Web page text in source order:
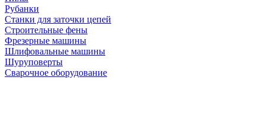
Рубанки
Станки для заточки цепей
Строительные фены
Фрезерные машины
Шлифовальные машины
Шуруповерты
Сварочное оборудование